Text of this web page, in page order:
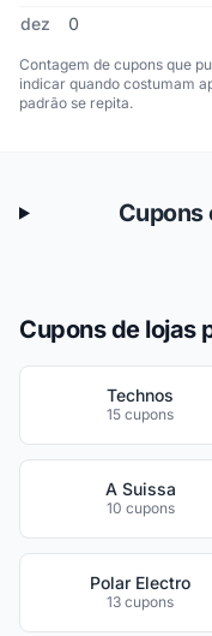
dez
0
Contagem de cupons que
indicar quando costumam
padrão se repita.
Cupons
Cupons de lojas
Technos
15 cupons
A Suissa
10 cupons
Polar Electro
13 cupons